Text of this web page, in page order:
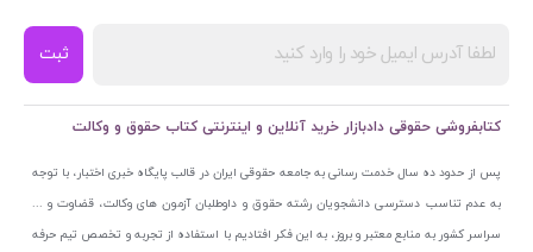
ثبت
کتابفروشی حقوقی دادبازار خرید آنلاین و اینترنتی کتاب حقوق و وکالت
پس از حدود ده سال خدمت رسانی به جامعه حقوقی ایران در قالب پایگاه خبری اختبار، با توجه
به عدم تناسب دسترسی دانشجویان رشته حقوق و داوطلبان آزمون های وکالت، قضاوت و ...
سراسر کشور به منابع معتبر و بروز، به این فکر افتادیم با استفاده از تجربه و تخصص تیم حرفه